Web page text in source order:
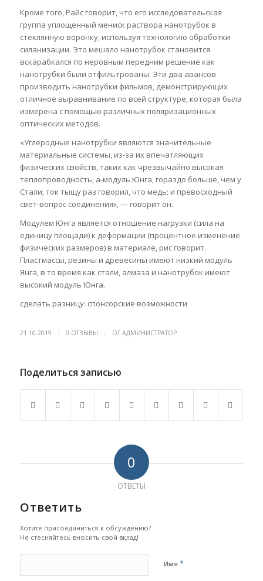
Кроме того, Райс говорит, что его исследовательская
группа уплощенный мениск раствора нанотрубок в
стеклянную воронку, используя технологию обработки
силанизации. Это мешало нанотрубок становится
вскарабкался по неровным передним решение как
нанотрубки были отфильтрованы. Эти два авансов
производить нанотрубки фильмов, демонстрирующих
отличное выравнивание по всей структуре, которая была
измерена с помощью различных поляризационных
оптических методов.
«Углеродные нанотрубки являются значительные
материальные системы, из-за их впечатляющих
физических свойств, таких как чрезвычайно высокая
теплопроводность; а-модуль Юнга, гораздо больше, чем у
Стали; ток тыщу раз говорил, что медь; и превосходный
свет-вопрос соединения», — говорит он.
Модулем Юнга является отношение нагрузки (сила на
единицу площади) к деформации (процентное изменение
физических размеров) в материале, рис говорит.
Пластмассы, резины и древесины имеют низкий модуль
Янга, в то время как стали, алмаза и нанотрубок имеют
высокий модуль Юнга.
сделать разницу: спонсорские возможности
21.10.2019 / 0 ОТЗЫВЫ / ОТАДМИНИСТРАТОР
Поделиться записью
0
ОТВЕТЫ
Ответить
Хотите присоединиться к обсуждению?
Не стесняйтесь вносить свой вклад!
Имя *